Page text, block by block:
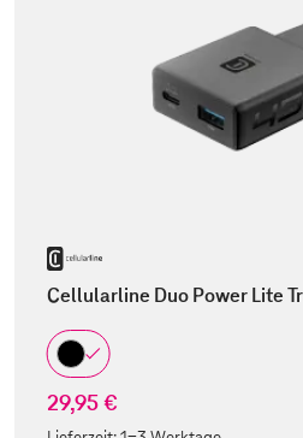
Cellularline Duo Power Lite
29,95 €